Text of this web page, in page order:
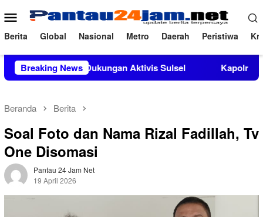
ke
konten
Menu
Mobile
Berita Global Nasional Metro Daerah Peristiwa
Breaking News
Dukungan Aktivis Sulsel Kapolres Polewali
Beranda Berita
Soal Foto dan Nama Rizal Fadillah, Tv
One Disomasi
Pantau 24 Jam Net
19 April 2026